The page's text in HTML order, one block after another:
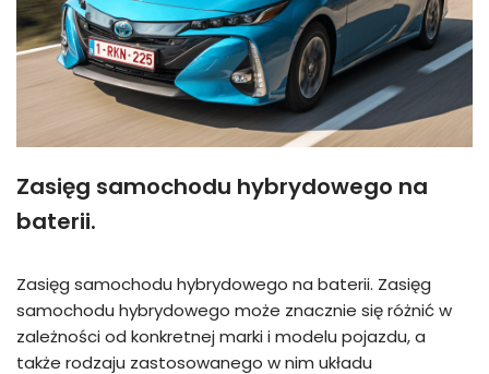
Zasięg samochodu hybrydowego na
baterii.
Zasięg samochodu hybrydowego na baterii. Zasięg
samochodu hybrydowego może znacznie się różnić w
zależności od konkretnej marki i modelu pojazdu, a
także rodzaju zastosowanego w nim układu